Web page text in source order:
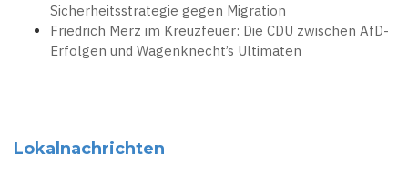
Sicherheitsstrategie gegen Migration
Friedrich Merz im Kreuzfeuer: Die CDU zwischen AfD-
Erfolgen und Wagenknecht’s Ultimaten
Lokalnachrichten